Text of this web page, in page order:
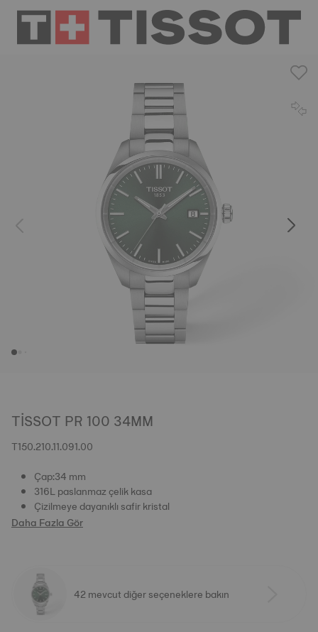
TISSOT PR 100 34MM
T150.210.11.091.00
Çap:34 mm
316L paslanmaz çelik kasa
Çizilmeye dayanıklı safir kristal
Daha Fazla Gör
42 mevcut diğer seçeneklere bakın